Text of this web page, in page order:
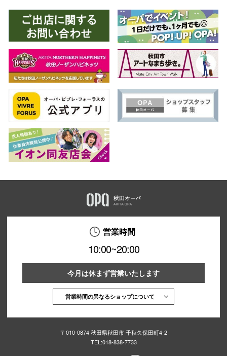
営業時間
10:00~20:00
今月は休まず営業いたします
営業時間の異なるショップについて
〒010-0874 秋田県秋田市 千秋久保田町4-2
TEL:018-838-7733